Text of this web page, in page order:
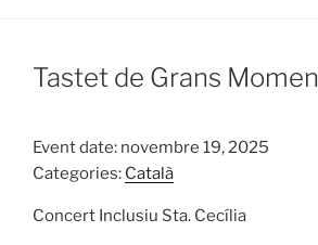
Tastet de Grans
Event date: novembre 19, 2025
Categories: Català
Concert Inclusiu Sta. Cecília